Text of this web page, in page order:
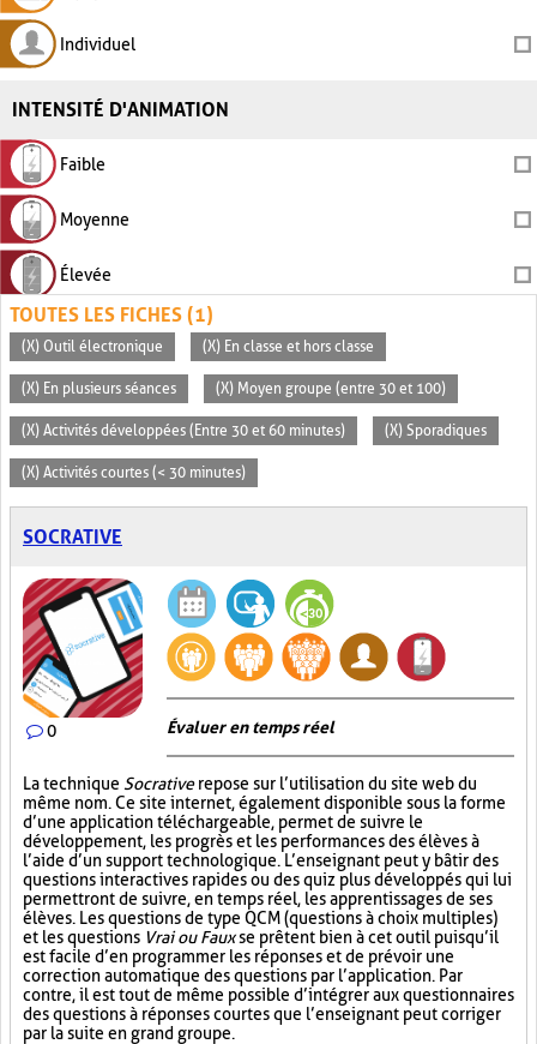
Individuel
INTENSITÉ D'ANIMATION
Faible
Moyenne
Élevée
TOUTES LES FICHES (1)
(X) Outil électronique (X) En classe et hors classe
(X) En plusieurs séances (X) Moyen groupe (entre 30 et 100)
(X) Activités développées (Entre 30 et 60 minutes) (X) Sporadiques
(X) Activités courtes (< 30 minutes)
SOCRATIVE
0 Évaluer en temps réel
La technique Socrativerepose sur l’utilisation du site web du
même nom. Ce site internet, également disponible sous la forme
d’une application téléchargeable, permet de suivre le
développement, les progrès et les performances des élèves à
l’aide d’un support technologique. L’enseignant peut y bâtir des
questions interactives rapides ou des quiz plus développés qui lui
permettront de suivre, en temps réel, les apprentissages de ses
élèves. Les questions de type QCM (questions à choix multiples)
et les questions Vrai ou Fauxse prêtent bien à cet outil puisqu’il
est facile d’en programmer les réponses et de prévoir une
correction automatique des questions par l’application. Par
contre, il est tout de même possible d’intégrer aux questionnaires
des questions à réponses courtes que l’enseignant peut corriger
par la suite en grand groupe.